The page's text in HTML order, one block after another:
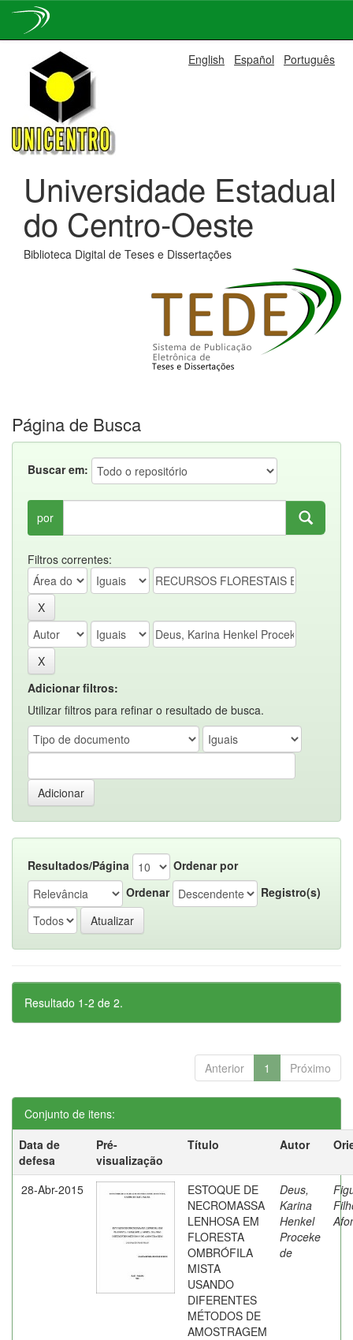
navigation
English Español Português
Universidade Estadual
do Centro-Oeste
Biblioteca Digital de Teses e Dissertações
Página de Busca
Buscar em:
por
Filtros correntes:
Adicionar filtros:
Utilizar filtros para refinar o resultado de busca.
Resultados/Página
Ordenar por
Ordenar
Registro(s)
Resultado 1-2 de 2.
Anterior 1 Próximo
Conjunto de itens:
Data de
defesa
Pré-
visualização
Título Autor
28-Abr-2015
ESTOQUE DE
NECROMASSA
LENHOSA EM
FLORESTA
OMBRÓFILA
MISTA
USANDO
DIFERENTES
MÉTODOS DE
AMOSTRAGEM
Deus,
Karina
Henkel
Proceke
de